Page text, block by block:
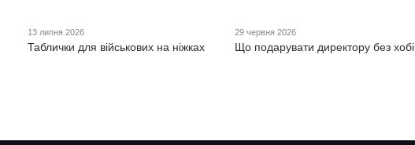
13 липня 2026
Таблички для військових на ніжках
29 червня 2026
Що подарувати директору без хобі